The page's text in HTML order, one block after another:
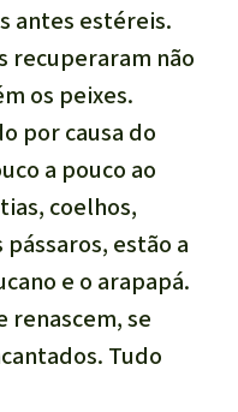
antes estéreis.
recuperaram não
os peixes.
por causa do
a pouco ao
coelhos,
estão a
e o arapapá.
renascem, se
Tudo